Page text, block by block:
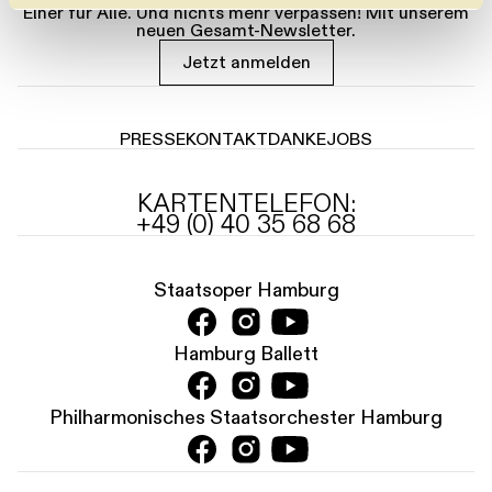
Einer für Alle. Und nichts mehr verpassen! Mit unserem
neuen Gesamt-Newsletter.
Jetzt anmelden
PRESSEKONTAKTDANKEJOBS
KARTENTELEFON:
+49 (0) 40 35 68 68
Staatsoper Hamburg
Hamburg Ballett
Philharmonisches Staatsorchester Hamburg